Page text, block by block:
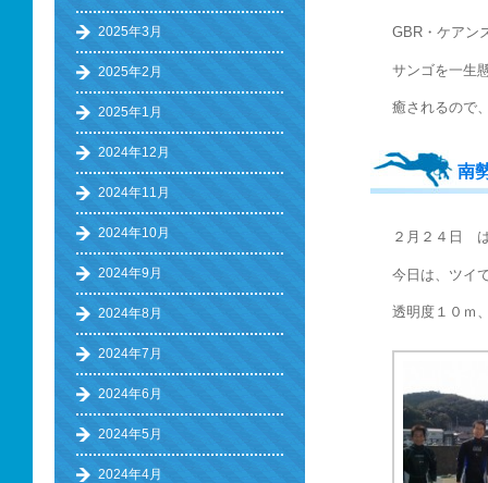
GBR・ケアン
サンゴを一生
癒されるの
南
２月２４日
今日は、ツイ
透明度１０ｍ
2025年3月
2025年2月
2025年1月
2024年12月
2024年11月
2024年10月
2024年9月
2024年8月
2024年7月
2024年6月
2024年5月
2024年4月